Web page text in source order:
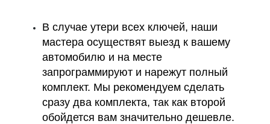
В случае утери всех ключей, наши
мастера осуществят выезд к вашему
автомобилю и на месте
запрограммируют и нарежут полный
комплект. Мы рекомендуем сделать
сразу два комплекта, так как второй
обойдется вам значительно дешевле.